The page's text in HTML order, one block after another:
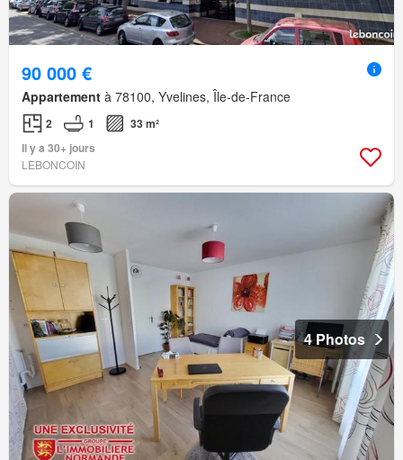
90 000 €
Appartement à 78100, Yvelines, Île-de-France
2 1
33 m²
Il y a 30+ jours
LEBONCOIN
4 Photos